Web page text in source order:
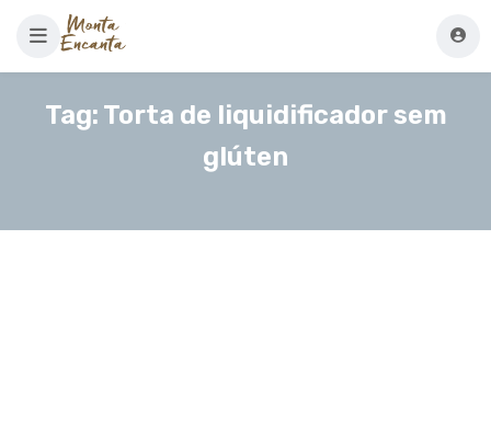
Tag: Torta de liquidificador sem
glúten